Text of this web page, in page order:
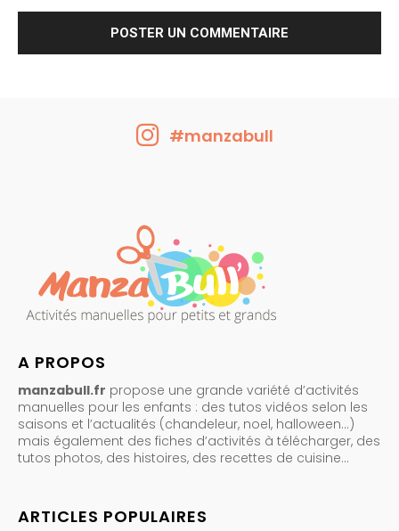
#manzabull
A PROPOS
manzabull.fr propose une grande variété d’activités
manuelles pour les enfants : des tutos vidéos selon les
saisons et l’actualités (chandeleur, noel, halloween…)
mais également des fiches d’activités à télécharger, des
tutos photos, des histoires, des recettes de cuisine…
ARTICLES POPULAIRES